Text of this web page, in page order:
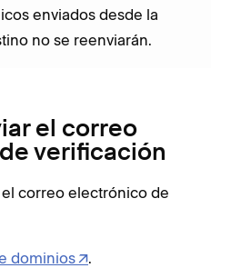
enviados desde la
no se reenviarán.
el correo
verificación
el correo electrónico de
dominios
.